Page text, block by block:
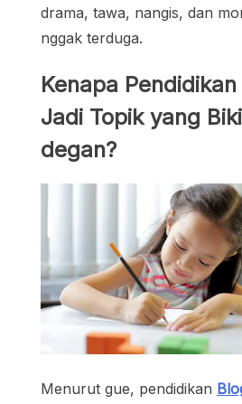
drama, tawa, nangis, dan
nggak terduga.
Kenapa
Jadi Topik yang
degan?
Menurut gue, pendidikan